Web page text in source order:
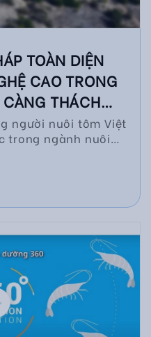
TOÀN DIỆN
CAO TRONG
THÁCH
người nuôi tôm Việt
trong ngành nuôi
bao gồm 5 yếu